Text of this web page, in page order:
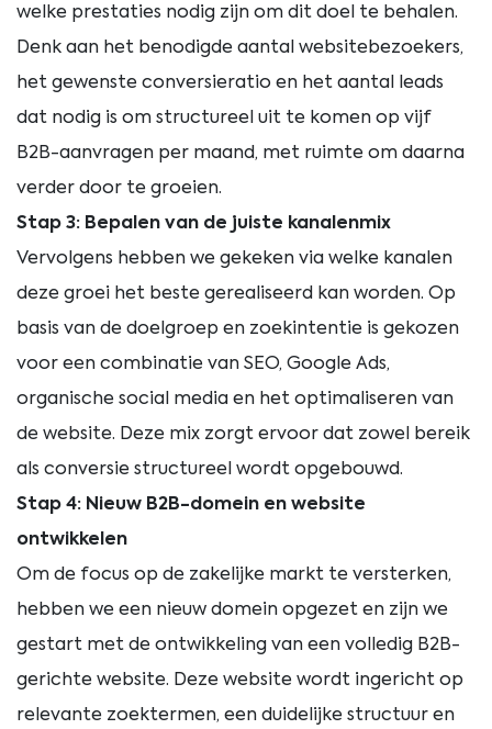
welke prestaties nodig zijn om dit doel te behalen.
Denk aan het benodigde aantal websitebezoekers,
het gewenste conversieratio en het aantal leads
dat nodig is om structureel uit te komen op vijf
B2B-aanvragen per maand, met ruimte om daarna
verder door te groeien.
Stap 3: Bepalen van de juiste kanalenmix
Vervolgens hebben we gekeken via welke kanalen
deze groei het beste gerealiseerd kan worden. Op
basis van de doelgroep en zoekintentie is gekozen
voor een combinatie van SEO, Google Ads,
organische social media en het optimaliseren van
de website. Deze mix zorgt ervoor dat zowel bereik
als conversie structureel wordt opgebouwd.
Stap 4: Nieuw B2B-domein en website
ontwikkelen
Om de focus op de zakelijke markt te versterken,
hebben we een nieuw domein opgezet en zijn we
gestart met de ontwikkeling van een volledig B2B-
gerichte website. Deze website wordt ingericht op
relevante zoektermen, een duidelijke structuur en